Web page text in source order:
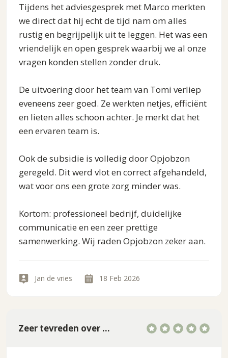
Tijdens het adviesgesprek met Marco merkten
we direct dat hij echt de tijd nam om alles
rustig en begrijpelijk uit te leggen. Het was een
vriendelijk en open gesprek waarbij we al onze
vragen konden stellen zonder druk.
De uitvoering door het team van Tomi verliep
eveneens zeer goed. Ze werkten netjes, efficiënt
en lieten alles schoon achter. Je merkt dat het
een ervaren team is.
Ook de subsidie is volledig door Opjobzon
geregeld. Dit werd vlot en correct afgehandeld,
wat voor ons een grote zorg minder was.
Kortom: professioneel bedrijf, duidelijke
communicatie en een zeer prettige
samenwerking. Wij raden Opjobzon zeker aan.
Jan de vries 18 Feb 2026
Zeer tevreden over de vloerisolatie van OpJobzon